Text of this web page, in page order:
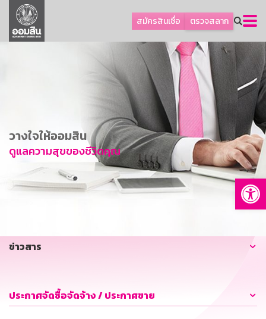
สมัครสินเชื่อ ตรวจสลาก
ลูกค้าธุรกิจ
ลูกค้าผู้ประกอบรายย่อย
การพัฒนาที่ยั่งยืน
ข่าวสาร
บริการทางการเงิน
อื่นๆ
วางใจให้ออมสิน
ดูแลความสุขของชีวิตคุณ
ข่าวสาร
ประกาศจัดซื้อจัดจ้าง / ประกาศขาย